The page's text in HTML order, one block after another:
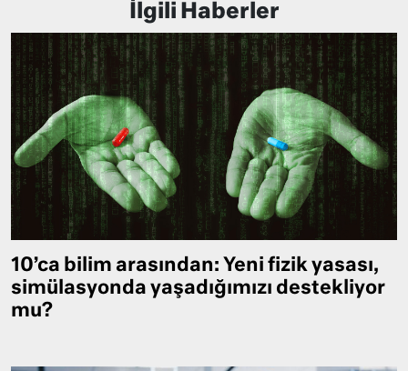
İlgili Haberler
10’ca bilim arasından: Yeni fizik yasası,
simülasyonda yaşadığımızı destekliyor
mu?